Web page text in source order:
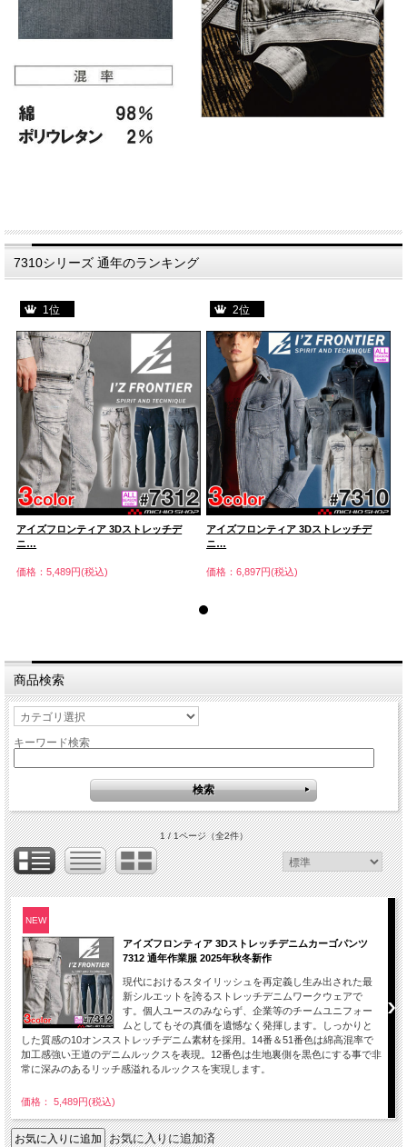
7310シリーズ 通年のランキング
1位
アイズフロンティア 3Dストレッチデ
ニ…
価格：5,489円(税込)
2位
アイズフロンティア 3Dストレッチデ
ニ…
価格：6,897円(税込)
商品検索
キーワード検索
1 / 1ページ（全2件）
NEW
アイズフロンティア 3Dストレッチデニムカーゴパンツ
7312 通年作業服 2025年秋冬新作
現代におけるスタイリッシュを再定義し生み出された最
新シルエットを誇るストレッチデニムワークウェアで
す。個人ユースのみならず、企業等のチームユニフォー
ムとしてもその真価を遺憾なく発揮します。しっかりと
した質感の10オンスストレッチデニム素材を採用。14番＆51番色は綿高混率で
加工感強い王道のデニムルックスを表現。12番色は生地裏側を黒色にする事で非
常に深みのあるリッチ感溢れるルックスを実現します。
価格： 5,489円(税込)
お気に入りに追加済